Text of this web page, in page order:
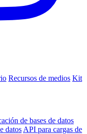
Recursos de medios Kit
de bases de datos
datos API para cargas de